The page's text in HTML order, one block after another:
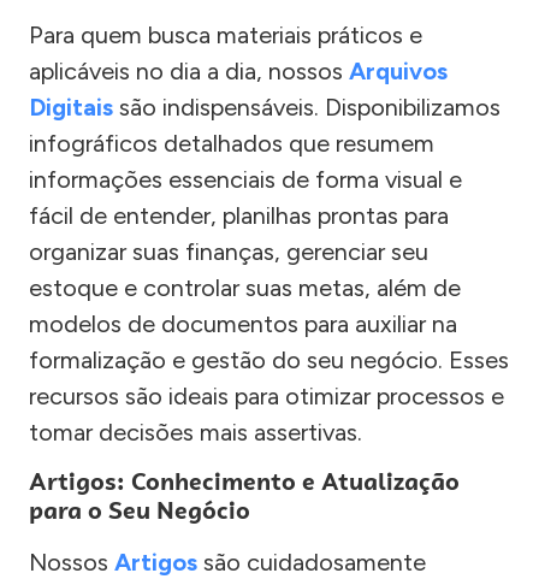
Para quem busca materiais práticos e
aplicáveis no dia a dia, nossos Arquivos
Digitais são indispensáveis. Disponibilizamos
infográficos detalhados que resumem
informações essenciais de forma visual e
fácil de entender, planilhas prontas para
organizar suas finanças, gerenciar seu
estoque e controlar suas metas, além de
modelos de documentos para auxiliar na
formalização e gestão do seu negócio. Esses
recursos são ideais para otimizar processos e
tomar decisões mais assertivas.
Artigos: Conhecimento e Atualização
para o Seu Negócio
Nossos Artigos são cuidadosamente